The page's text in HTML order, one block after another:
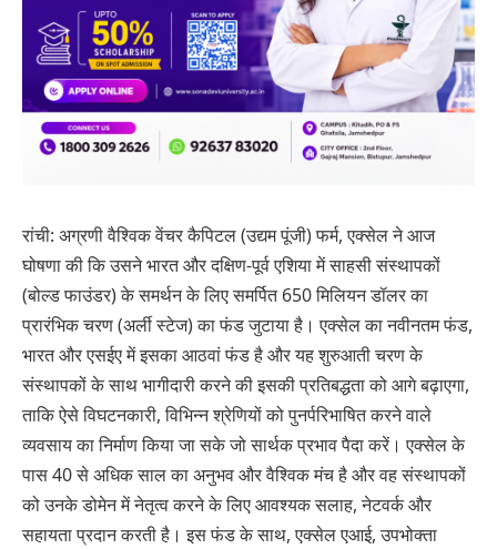
रांची: अग्रणी वैश्विक वेंचर कैपिटल (उद्यम पूंजी) फर्म, एक्सेल ने आज
घोषणा की कि उसने भारत और दक्षिण-पूर्व एशिया में साहसी संस्थापकों
(बोल्ड फाउंडर) के समर्थन के लिए समर्पित 650 मिलियन डॉलर का
प्रारंभिक चरण (अर्ली स्टेज) का फंड जुटाया है। एक्सेल का नवीनतम फंड,
भारत और एसईए में इसका आठवां फंड है और यह शुरुआती चरण के
संस्थापकों के साथ भागीदारी करने की इसकी प्रतिबद्धता को आगे बढ़ाएगा,
ताकि ऐसे विघटनकारी, विभिन्न श्रेणियों को पुनर्परिभाषित करने वाले
व्यवसाय का निर्माण किया जा सके जो सार्थक प्रभाव पैदा करें। एक्सेल के
पास 40 से अधिक साल का अनुभव और वैश्विक मंच है और वह संस्थापकों
को उनके डोमेन में नेतृत्व करने के लिए आवश्यक सलाह, नेटवर्क और
सहायता प्रदान करती है। इस फंड के साथ, एक्सेल एआई, उपभोक्ता